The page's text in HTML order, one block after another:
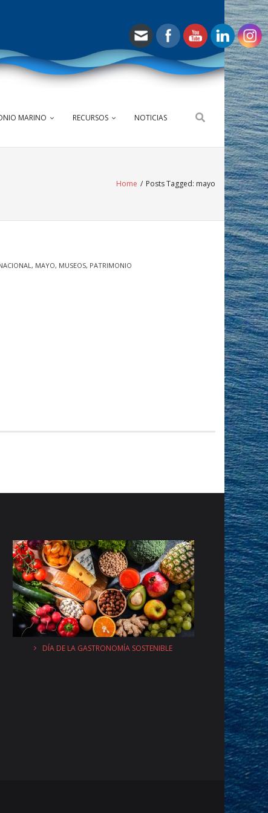
MARINO RECURSOS NOTICIAS
Home / Posts Tagged: mayo
, MAYO, MUSEOS, PATRIMONIO
DÍA DE LA GASTRONOMÍA SOSTENIBLE